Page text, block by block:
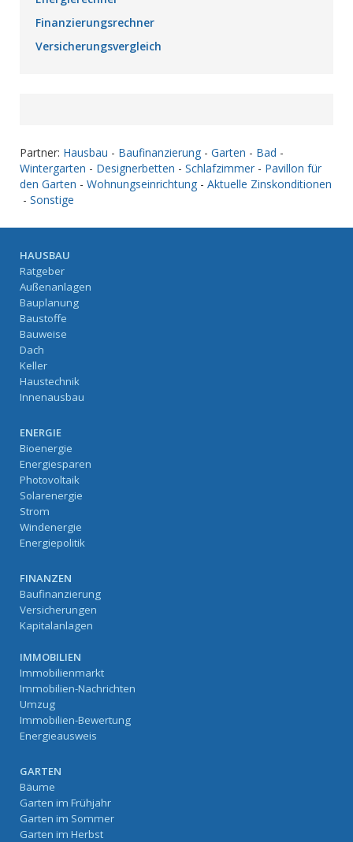
Finanzierungsrechner
Versicherungsvergleich
Partner: Hausbau - Baufinanzierung - Garten - Bad -
Wintergarten - Designerbetten - Schlafzimmer - Pavillon für
den Garten - Wohnungseinrichtung - Aktuelle Zinskonditionen
- Sonstige
HAUSBAU
Ratgeber
Außenanlagen
Bauplanung
Baustoffe
Bauweise
Dach
Keller
Haustechnik
Innenausbau
ENERGIE
Bioenergie
Energiesparen
Photovoltaik
Solarenergie
Strom
Windenergie
Energiepolitik
FINANZEN
Baufinanzierung
Versicherungen
Kapitalanlagen
IMMOBILIEN
Immobilienmarkt
Immobilien-Nachrichten
Umzug
Immobilien-Bewertung
Energieausweis
GARTEN
Bäume
Garten im Frühjahr
Garten im Sommer
Garten im Herbst